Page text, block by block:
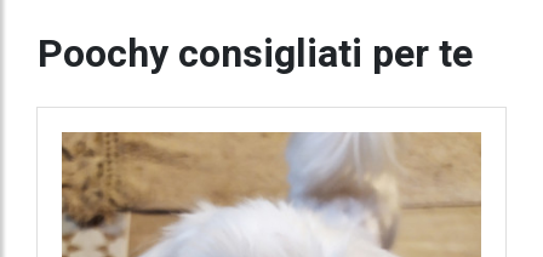
Poochy consigliati per te